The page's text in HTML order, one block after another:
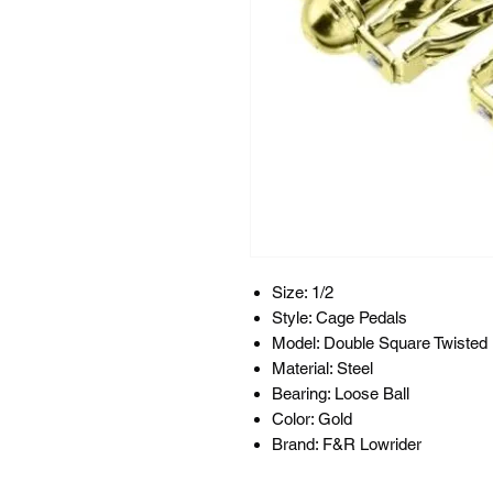
Size: 1/2
Style: Cage Pedals
Model: Double Square Twisted
Material: Steel
Bearing: Loose Ball
Color: Gold
Brand: F&R Lowrider